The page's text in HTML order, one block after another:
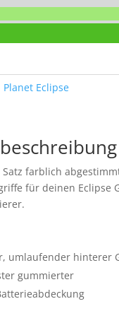
Planet Eclipse
farblich
für deinen Eclipse
umlaufender hinterer
gummierter